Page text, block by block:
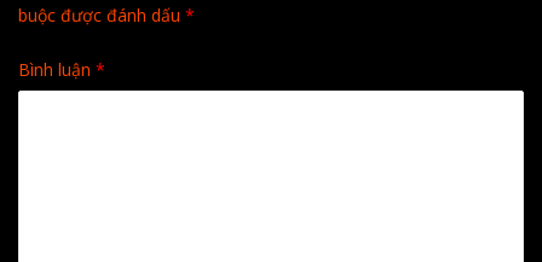
buộc được đánh dấu *
Bình luận *